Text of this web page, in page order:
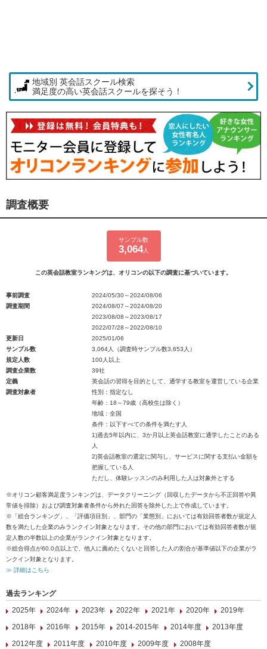
地域別 英会話スクール検索
満足度の高い英会話スクールを探そう！
調査概要
サンプル数
3,064人
この英会話教室ランキングは、オリコンの以下の調査に基づいています。
事前調査
2024/05/30～2024/08/06
調査期間
2024/08/07～2024/08/20
2023/08/08～2023/08/17
2022/07/28～2022/08/10
更新日
2025/01/06
サンプル数
3,064人（調査時サンプル数3,653人）
規定人数
100人以上
調査企業数
39社
定義
英会話の習得を目的として、通学する教室を運営している企業
調査対象者
性別：指定なし
年齢：18～79歳（高校生は除く）
地域：全国
条件：以下すべての条件を満たす人
1)過去5年以内に、3か月以上英会話教室に通学したことのある
人
2)英会話教室の選定に関与し、サービスに関する支払い金額を
把握している人
ただし、体験レッスンのみ利用した人は対象外とする
※オリコン顧客満足度ランキングは、データクリーニング（回収したデータから不正回答や異
常値を排除）および調査対象者条件から外れた回答を除外した上で作成しています。
※「総合ランキング」、「評価項目別」、部門の「業態別」においては有効回答者数が規定人
数を満たした企業のみランクイン対象となります。その他の部門においては有効回答者数が規
定人数の半数以上の企業がランクイン対象となります。
※総合得点が60.0点以上で、他人に薦めたくないと回答した人の割合が基準値以下の企業がラ
ンクイン対象となります。
≫ 詳細はこちら
過去ランキング
2025年
2024年 2023年 2022年 2021年 2020年
2019年
2018年
2016年 2015年 2014-2015年 2014年度
2013年度
2012年度
2011年度 2010年度 2009年度 2008年度